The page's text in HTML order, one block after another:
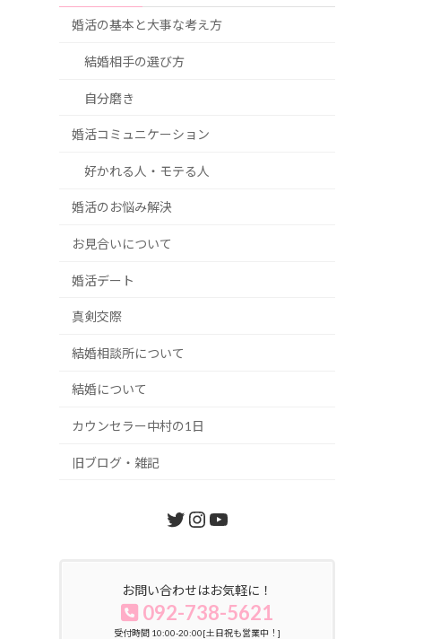
婚活の基本と大事な考え方
結婚相手の選び方
自分磨き
婚活コミュニケーション
好かれる人・モテる人
婚活のお悩み解決
お見合いについて
婚活デート
真剣交際
結婚相談所について
結婚について
カウンセラー中村の1日
旧ブログ・雑記
Twitter
Instagram
YouTube
お問い合わせはお気軽に！
092-738-5621
受付時間 10:00-20:00[土日祝も営業中！]